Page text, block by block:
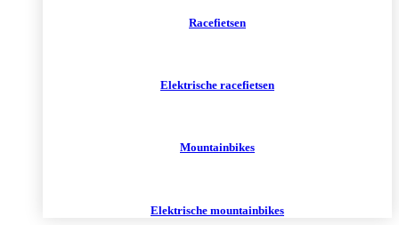
Racefietsen
Elektrische racefietsen
Mountainbikes
Elektrische mountainbikes